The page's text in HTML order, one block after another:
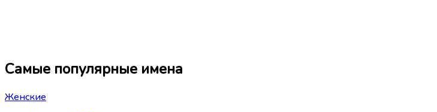
Самые популярные имена
Женские